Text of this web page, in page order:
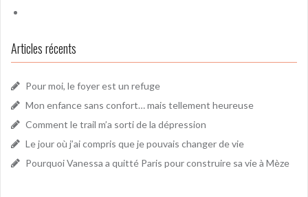
Articles récents
Pour moi, le foyer est un refuge
Mon enfance sans confort… mais tellement heureuse
Comment le trail m’a sorti de la dépression
Le jour où j’ai compris que je pouvais changer de vie
Pourquoi Vanessa a quitté Paris pour construire sa vie à Mèze